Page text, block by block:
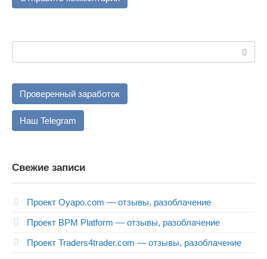
Проверенный заработок
Наш Telegram
Свежие записи
Проект Oyapo.com — отзывы, разоблачение
Проект BPM Platform — отзывы, разоблачение
Проект Traders4trader.com — отзывы, разоблачение